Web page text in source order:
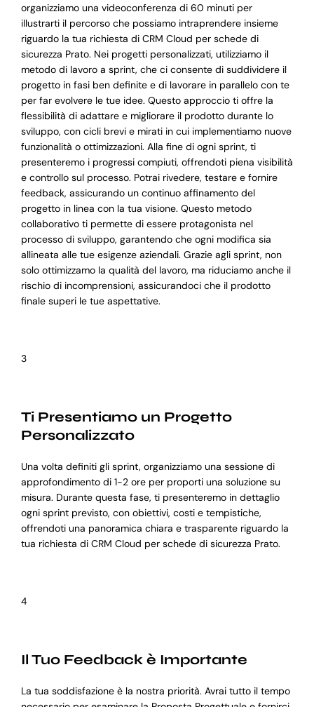
organizziamo una videoconferenza di 60 minuti per
illustrarti il percorso che possiamo intraprendere insieme
riguardo la tua richiesta di CRM Cloud per schede di
sicurezza Prato. Nei progetti personalizzati, utilizziamo il
metodo di lavoro a sprint, che ci consente di suddividere il
progetto in fasi ben definite e di lavorare in parallelo con te
per far evolvere le tue idee. Questo approccio ti offre la
flessibilità di adattare e migliorare il prodotto durante lo
sviluppo, con cicli brevi e mirati in cui implementiamo nuove
funzionalità o ottimizzazioni. Alla fine di ogni sprint, ti
presenteremo i progressi compiuti, offrendoti piena visibilità
e controllo sul processo. Potrai rivedere, testare e fornire
feedback, assicurando un continuo affinamento del
progetto in linea con la tua visione. Questo metodo
collaborativo ti permette di essere protagonista nel
processo di sviluppo, garantendo che ogni modifica sia
allineata alle tue esigenze aziendali. Grazie agli sprint, non
solo ottimizzamo la qualità del lavoro, ma riduciamo anche il
rischio di incomprensioni, assicurandoci che il prodotto
finale superi le tue aspettative.
3
Ti Presentiamo un Progetto
Personalizzato
Una volta definiti gli sprint, organizziamo una sessione di
approfondimento di 1-2 ore per proporti una soluzione su
misura. Durante questa fase, ti presenteremo in dettaglio
ogni sprint previsto, con obiettivi, costi e tempistiche,
offrendoti una panoramica chiara e trasparente riguardo la
tua richiesta di CRM Cloud per schede di sicurezza Prato.
4
Il Tuo Feedback è Importante
La tua soddisfazione è la nostra priorità. Avrai tutto il tempo